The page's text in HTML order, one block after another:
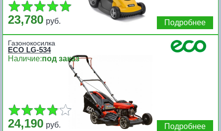
23,780 руб. Подробнее
Газонокосилка
ECO LG-534
Наличие:под заказ
24,190 руб. Подробнее